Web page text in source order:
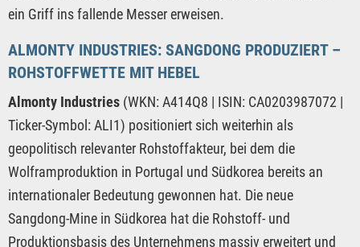
ein Griff ins fallende Messer erweisen.
ALMONTY INDUSTRIES: SANGDONG PRODUZIERT –
ROHSTOFFWETTE MIT HEBEL
Almonty Industries (WKN: A414Q8 | ISIN: CA0203987072 |
Ticker-Symbol: ALI1) positioniert sich weiterhin als
geopolitisch relevanter Rohstoffakteur, bei dem die
Wolframproduktion in Portugal und Südkorea bereits an
internationaler Bedeutung gewonnen hat. Die neue
Sangdong-Mine in Südkorea hat die Rohstoff- und
Produktionsbasis des Unternehmens massiv erweitert und